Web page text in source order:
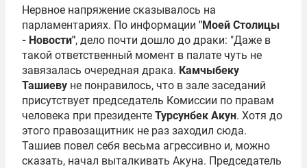
Нервное напряжение сказывалось на
парламентариях. По информации "Моей Столицы
- Новости", дело почти дошло до драки: "Даже в
такой ответственный момент в палате чуть не
завязалась очередная драка. Камчыбеку
Ташиеву не понравилось, что в зале заседаний
присутствует председатель Комиссии по правам
человека при президенте Турсунбек Акун. Хотя до
этого правозащитник не раз заходил сюда.
Ташиев повел себя весьма агрессивно и, можно
сказать, начал выталкивать Акуна. Председатель